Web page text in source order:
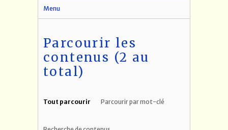
Menu
Parcourir les
contenus (2 au
total)
Tout parcourir Parcourir par mot-clé